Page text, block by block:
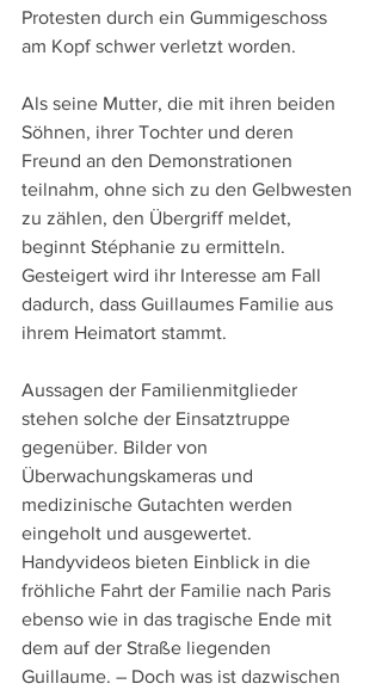
Protesten durch ein Gummigeschoss
am Kopf schwer verletzt worden.
Als seine Mutter, die mit ihren beiden
Söhnen, ihrer Tochter und deren
Freund an den Demonstrationen
teilnahm, ohne sich zu den Gelbwesten
zu zählen, den Übergriff meldet,
beginnt Stéphanie zu ermitteln.
Gesteigert wird ihr Interesse am Fall
dadurch, dass Guillaumes Familie aus
ihrem Heimatort stammt.
Aussagen der Familienmitglieder
stehen solche der Einsatztruppe
gegenüber. Bilder von
Überwachungskameras und
medizinische Gutachten werden
eingeholt und ausgewertet.
Handyvideos bieten Einblick in die
fröhliche Fahrt der Familie nach Paris
ebenso wie in das tragische Ende mit
dem auf der Straße liegenden
Guillaume. – Doch was ist dazwischen